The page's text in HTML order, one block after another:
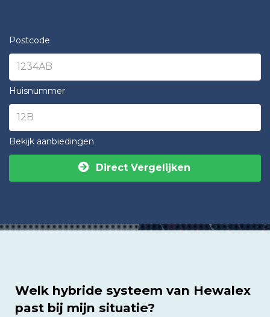
Postcode
Huisnummer
Bekijk aanbiedingen
Direct Vergelijken
Welk hybride systeem van Hewalex
past bij mijn situatie?